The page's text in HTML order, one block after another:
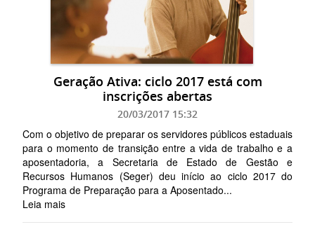
Geração Ativa: ciclo 2017 está com
inscrições abertas
20/03/2017 15:32
Com o objetivo de preparar os servidores públicos estaduais
para o momento de transição entre a vida de trabalho e a
aposentadoria, a Secretaria de Estado de Gestão e
Recursos Humanos (Seger) deu início ao ciclo 2017 do
Programa de Preparação para a Aposentado...
Leia mais